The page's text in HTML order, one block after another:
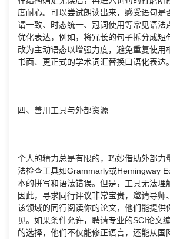
度耐心。可以尝试朗读出来，感受语句是
谓一致、时态统一、冠词使用等常见语法
优化表达，例如，将冗长的句子拆分成短
改为主动语态以增强力度，避免重复使用
书面、更正式的学术词汇替换口语化表达。
四、善用工具与外部资源
个人的精力总是有限的，巧妙借助外部力
法检查工具如Grammarly或Hemingway
本的拼写和语法错误。但是，工具无法理
因此，寻求同行评议非常宝贵，邀请导师
该领域的同行阅读你的论文，他们能提供
见。如果条件允许，聘请专业的SCI论文
的选择，他们不仅能修正语言，还能从国